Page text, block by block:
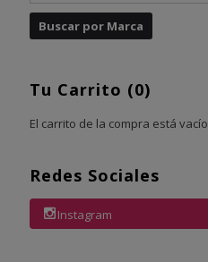
Tu Carrito (0)
El carrito de la compra está vacío
Redes Sociales
Instagram